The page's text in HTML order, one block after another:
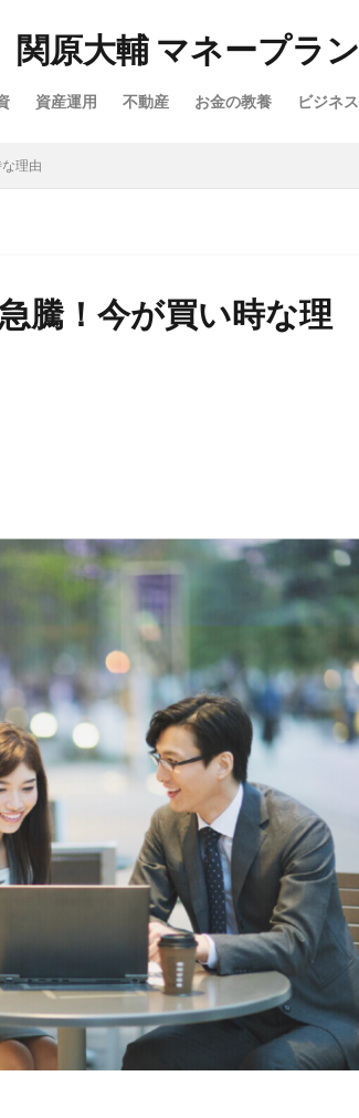
関原大輔 マネープラン
資産運用 不動産 お金の教養 ビジネス
理由
騰！今が買い時な理